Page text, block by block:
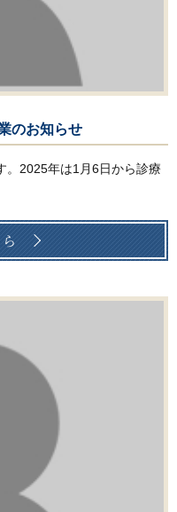
のお知らせ
。2025年は1月6日から診療